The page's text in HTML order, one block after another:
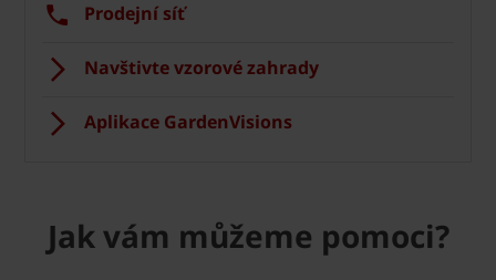
Prodejní síť
Navštivte vzorové zahrady
Aplikace GardenVisions
Jak vám můžeme pomoci?